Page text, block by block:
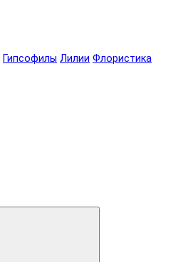
Гипсофилы Лилии Флористика